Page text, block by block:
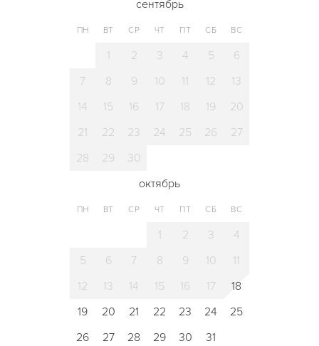
сентябрь
ПН ВТ СР ЧТ ПТ СБ ВС
1 2 3 4 5
6
7
8 9 10 11 12
13
14
15 16 17 18 19
20
21
22 23 24 25 26
27
28
29
30
октябрь
ПН ВТ СР ЧТ ПТ СБ ВС
1 2 3
4
5
6 7 8 9 10
11
12
13 14 15 16 17
18
19
20 21 22 23 24
25
26
27 28 29 30 31